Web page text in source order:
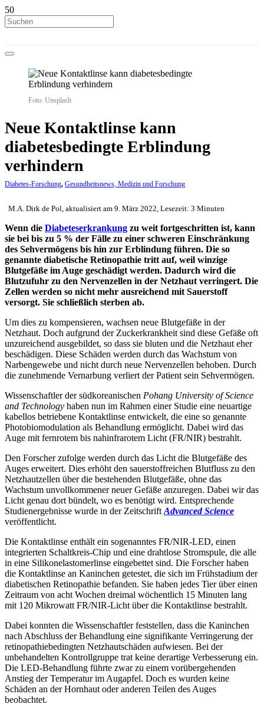
Foto: Unsplash
Neue Kontaktlinse kann
diabetesbedingte Erblindung
verhindern
Diabetes-Forschung, Gesundheitsnews, Medizin und Forschung
M.A. Dirk de Pol, aktualisiert am 9. März 2022, Lesezeit: 3 Minuten
Wenn die Diabeteserkrankung zu weit fortgeschritten ist, kann
sie bei bis zu 5 % der Fälle zu einer schweren Einschränkung
des Sehvermögens bis hin zur Erblindung führen. Die so
genannte diabetische Retinopathie tritt auf, weil winzige
Blutgefäße im Auge geschädigt werden. Dadurch wird die
Blutzufuhr zu den Nervenzellen in der Netzhaut verringert. Die
Zellen werden so nicht mehr ausreichend mit Sauerstoff
versorgt. Sie schließlich sterben ab.
Um dies zu kompensieren, wachsen neue Blutgefäße in der
Netzhaut. Doch aufgrund der Zuckerkrankheit sind diese Gefäße oft
unzureichend ausgebildet, so dass sie bluten und die Netzhaut eher
beschädigen. Diese Schäden werden durch das Wachstum von
Narbengewebe und nicht durch neue Nervenzellen behoben. Durch
die zunehmende Vernarbung verliert der Patient sein Sehvermögen.
Wissenschaftler der südkoreanischen Pohang University of Science
and Technology haben nun im Rahmen einer Studie eine neuartige
kabellos betriebene Kontaktlinse entwickelt, die eine so genannte
Photobiomodulation als Behandlung ermöglicht. Dabei wird das
Auge mit fernrotem bis nahinfrarotem Licht (FR/NIR) bestrahlt.
Den Forscher zufolge werden durch das Licht die Blutgefäße des
Auges erweitert. Dies erhöht den sauerstoffreichen Blutfluss zu den
Netzhautzellen über die bestehenden Blutgefäße, ohne das
Wachstum unvollkommener neuer Gefäße anzuregen. Dabei wir das
Licht genau dort bündelt, wo es benötigt wird. Entsprechende
Studienergebnisse wurde in der Zeitschrift Advanced Science
veröffentlicht.
Die Kontaktlinse enthält ein sogenanntes FR/NIR-LED, einen
integrierten Schaltkreis-Chip und eine drahtlose Stromspule, die alle
in eine Silikonelastomerlinse eingebettet sind. Die Forscher haben
die Kontaktlinse an Kaninchen getestet, die sich im Frühstadium der
diabetischen Retinopathie befanden. Sie haben jedes Tier über einen
Zeitraum von acht Wochen dreimal wöchentlich 15 Minuten lang
mit 120 Mikrowatt FR/NIR-Licht über die Kontaktlinse bestrahlt.
Dabei konnten die Wissenschaftler feststellen, dass die Kaninchen
nach Abschluss der Behandlung eine signifikante Verringerung der
retinopathiebedingten Netzhautschäden aufwiesen. Bei der
unbehandelten Kontrollgruppe trat keine derartige Verbesserung ein.
Die LED-Behandlung führte zwar zu einem vorübergehenden
Anstieg der Temperatur im Augapfel. Doch es wurden keine
Schäden an der Hornhaut oder anderen Teilen des Auges
beobachtet.